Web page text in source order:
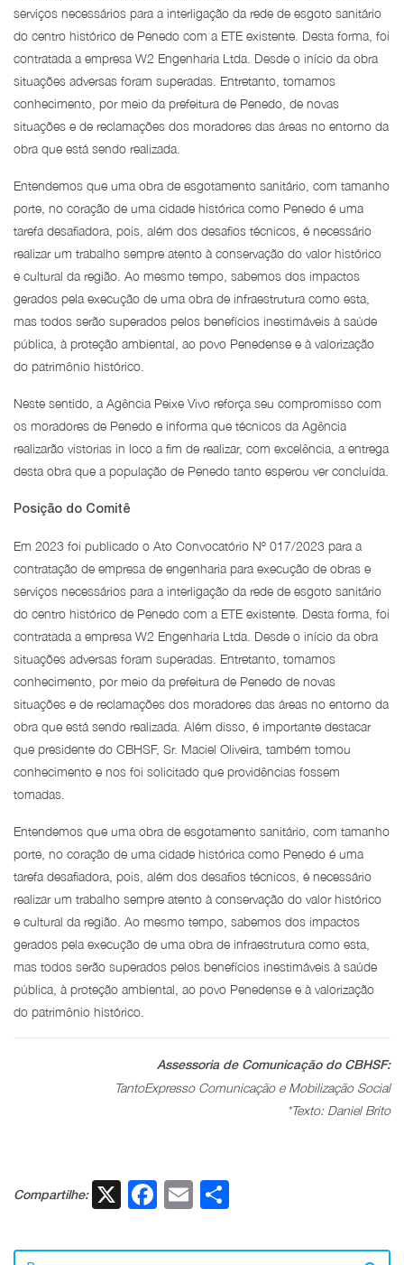
serviços necessários para a interligação da rede de esgoto sanitário
do centro histórico de Penedo com a ETE existente. Desta forma, foi
contratada a empresa W2 Engenharia Ltda. Desde o início da obra
situações adversas foram superadas. Entretanto, tomamos
conhecimento, por meio da prefeitura de Penedo, de novas
situações e de reclamações dos moradores das áreas no entorno da
obra que está sendo realizada.
Entendemos que uma obra de esgotamento sanitário, com tamanho
porte, no coração de uma cidade histórica como Penedo é uma
tarefa desafiadora, pois, além dos desafios técnicos, é necessário
realizar um trabalho sempre atento à conservação do valor histórico
e cultural da região. Ao mesmo tempo, sabemos dos impactos
gerados pela execução de uma obra de infraestrutura como esta,
mas todos serão superados pelos benefícios inestimáveis à saúde
pública, à proteção ambiental, ao povo Penedense e à valorização
do patrimônio histórico.
Neste sentido, a Agência Peixe Vivo reforça seu compromisso com
os moradores de Penedo e informa que técnicos da Agência
realizarão vistorias in loco a fim de realizar, com excelência, a entrega
desta obra que a população de Penedo tanto esperou ver concluída.
Posição do Comitê
Em 2023 foi publicado o Ato Convocatório Nº 017/2023 para a
contratação de empresa de engenharia para execução de obras e
serviços necessários para a interligação da rede de esgoto sanitário
do centro histórico de Penedo com a ETE existente. Desta forma, foi
contratada a empresa W2 Engenharia Ltda. Desde o início da obra
situações adversas foram superadas. Entretanto, tomamos
conhecimento, por meio da prefeitura de Penedo de novas
situações e de reclamações dos moradores das áreas no entorno da
obra que está sendo realizada. Além disso, é importante destacar
que presidente do CBHSF, Sr. Maciel Oliveira, também tomou
conhecimento e nos foi solicitado que providências fossem
tomadas.
Entendemos que uma obra de esgotamento sanitário, com tamanho
porte, no coração de uma cidade histórica como Penedo é uma
tarefa desafiadora, pois, além dos desafios técnicos, é necessário
realizar um trabalho sempre atento à conservação do valor histórico
e cultural da região. Ao mesmo tempo, sabemos dos impactos
gerados pela execução de uma obra de infraestrutura como esta,
mas todos serão superados pelos benefícios inestimáveis à saúde
pública, à proteção ambiental, ao povo Penedense e à valorização
do patrimônio histórico.
Assessoria de Comunicação do CBHSF:
TantoExpresso Comunicação e Mobilização Social
*Texto: Daniel Brito
Compartilhe: X Facebook
Email